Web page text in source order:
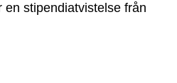
stipendiatvistelse från